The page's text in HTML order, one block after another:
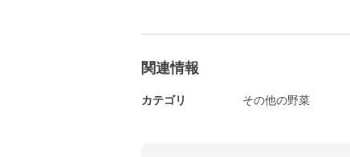
関連情報
カテゴリ その他の野菜